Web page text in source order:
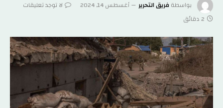
بواسطةفريق التحرير أغسطس 14, 2024
لا توجد تعليقات
2 دقائق